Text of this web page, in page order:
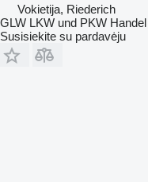
Vokietija, Riederich
GLW LKW und PKW
Susisiekite su pardavėju